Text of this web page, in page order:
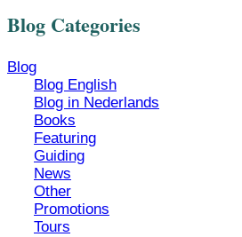
Blog Categories
Blog
Blog English
Blog in Nederlands
Books
Featuring
Guiding
News
Other
Promotions
Tours